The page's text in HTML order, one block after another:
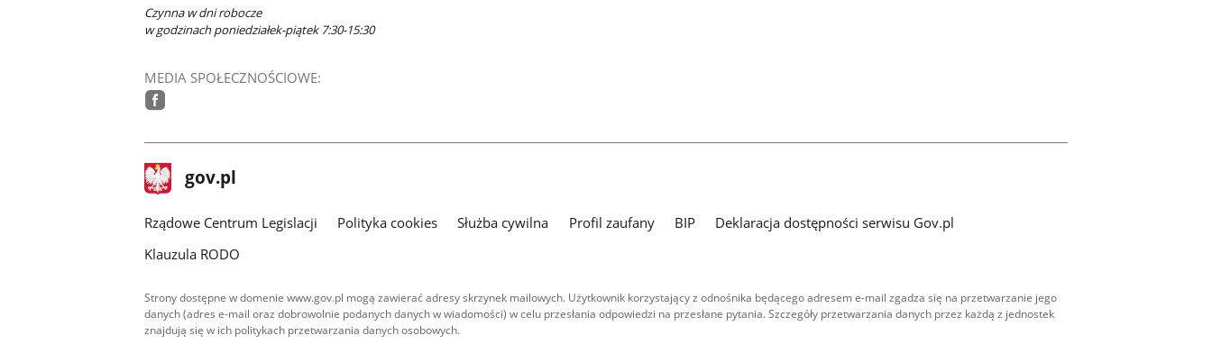
Czynna w dni robocze
w godzinach poniedziałek-piątek 7:30-15:30
MEDIA SPOŁECZNOŚCIOWE:
stopka
gov.pl Strona
gov.pl
Rządowe Centrum Legislacji Polityka cookies Służba cywilna Profil zaufany BIP
Deklaracja dostępności serwisu Gov.pl
Klauzula RODO
Strony dostępne w domenie www.gov.pl mogą zawierać adresy skrzynek mailowych. Użytkownik korzystający z odnośnika będącego adresem e-mail zgadza się na przetwarzanie jego
danych (adres e-mail oraz dobrowolnie podanych danych w wiadomości) w celu przesłania odpowiedzi na przesłane pytania. Szczegóły przetwarzania danych przez każdą z jednostek
znajdują się w ich politykach przetwarzania danych osobowych.